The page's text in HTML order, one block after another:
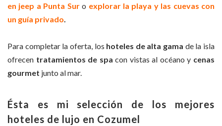
en jeep a Punta Suro explorar la playa y las cuevas con
un guía privado.
Para completar la oferta, los hoteles de alta gama de la isla
ofrecen tratamientos de spa con vistas al océano y cenas
gourmet junto al mar.
Ésta es mi selección de los mejores
hoteles de lujo en Cozumel